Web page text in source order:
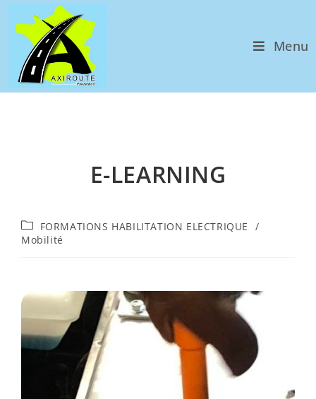
Menu
E-LEARNING
FORMATIONS HABILITATION ELECTRIQUE​
/
Mobilité